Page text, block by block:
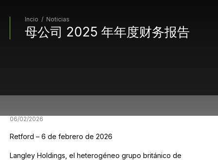
Incio / Noticias
母公司 2025 年年度财务报告
06/02/2026
Retford – 6 de febrero de 2026
Langley Holdings, el heterogéneo grupo británico de